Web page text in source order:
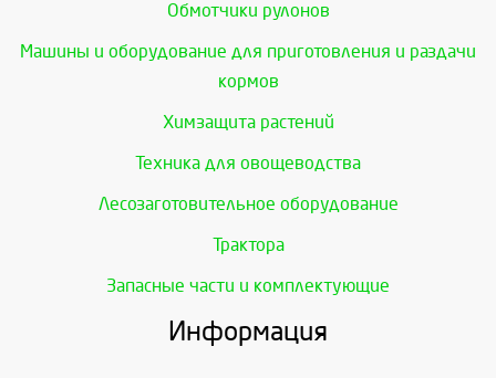
Обмотчики рулонов
Машины и оборудование для приготовления и раздачи
кормов
Химзащита растений
Техника для овощеводства
Лесозаготовительное оборудование
Трактора
Запасные части и комплектующие
Информация